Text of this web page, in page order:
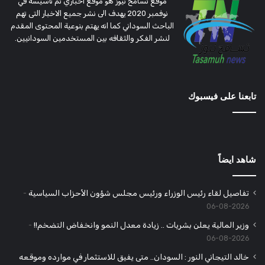
نوفمبر 2020 يهدف الى نشر جميع الاخبار التى تهم
الباحث السوداني كما انه يهتم بنوعية المحتوى المقدم
لنشر الفكر والثقافه بين المستخدمين السودانيين.
تابعنا على فيسبوك
شاهد ايضاً
تفاصيل لقاء رئيس الوزراء ورئيس مجلس شؤون الأحزاب السياسية
2026-08-06
وزير المالية يعلن بشريات .. زيادة معدل النمو وانخفاض التضخم!!
2026-08-06
خالد التيجاني النور : السودان.. متى يفيق للاستثمار في موارده وموقعه